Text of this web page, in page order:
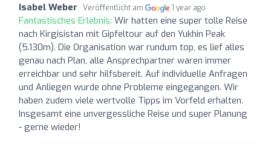
Isabel Weber Veröffentlicht am 1 year ago
Fantastisches Erlebnis: Wir hatten eine super tolle Reise
nach Kirgisistan mit Gipfeltour auf den Yukhin Peak
(5.130m). Die Organisation war rundum top, es lief alles
genau nach Plan, alle Ansprechpartner waren immer
erreichbar und sehr hilfsbereit. Auf individuelle Anfragen
und Anliegen wurde ohne Probleme eingegangen. Wir
haben zudem viele wertvolle Tipps im Vorfeld erhalten.
Insgesamt eine unvergessliche Reise und super Planung
- gerne wieder!